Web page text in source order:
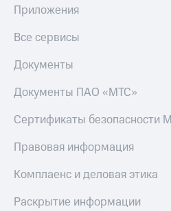
Приложения
Все сервисы
Документы
Документы ПАО «МТС»
Сертификаты безопасности
Правовая информация
Комплаенс и деловая этика
Раскрытие информации